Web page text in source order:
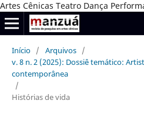
Artes Cênicas Teatro Dança
Início / Arquivos /
v. 8 n. 2 (2025): Dossiê temático:
contemporânea
/
Histórias de vida